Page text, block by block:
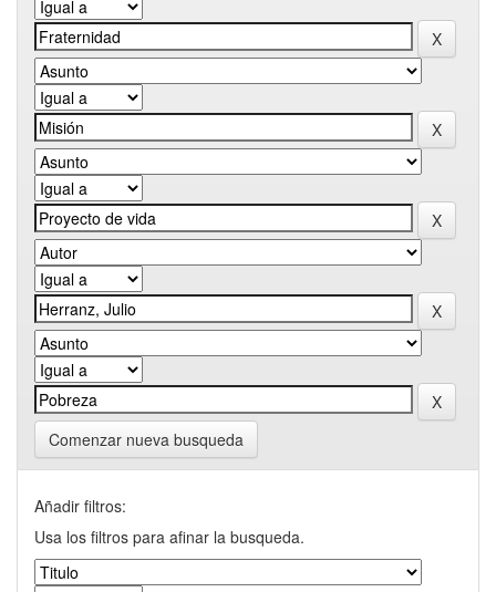
Comenzar nueva busqueda
Añadir filtros:
Usa los filtros para afinar la busqueda.